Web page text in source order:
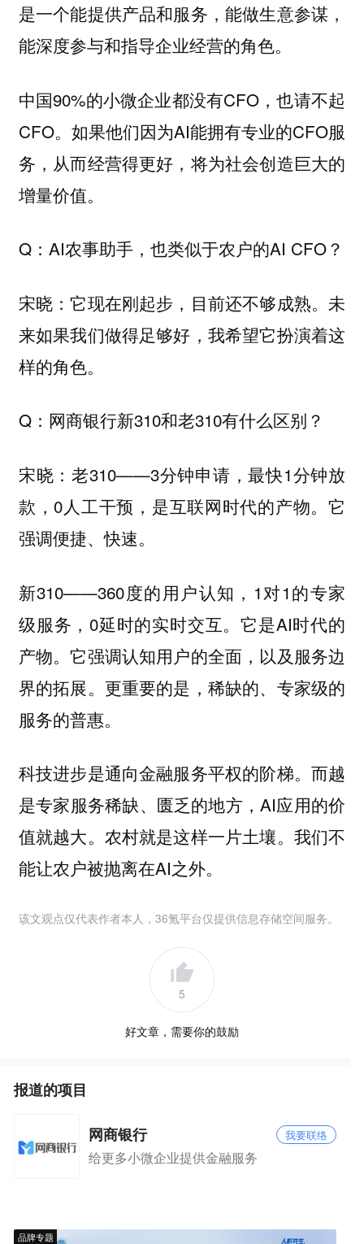
是一个能提供产品和服务，能做生意参谋，
能深度参与和指导企业经营的角色。
中国90%的小微企业都没有CFO，也请不起
CFO。如果他们因为AI能拥有专业的CFO服
务，从而经营得更好，将为社会创造巨大的
增量价值。
Q：AI农事助手，也类似于农户的AI CFO？
宋晓：它现在刚起步，目前还不够成熟。未
来如果我们做得足够好，我希望它扮演着这
样的角色。
Q：网商银行新310和老310有什么区别？
宋晓：老310——3分钟申请，最快1分钟放
款，0人工干预，是互联网时代的产物。它
强调便捷、快速。
新310——360度的用户认知，1对1的专家
级服务，0延时的实时交互。它是AI时代的
产物。它强调认知用户的全面，以及服务边
界的拓展。更重要的是，稀缺的、专家级的
服务的普惠。
科技进步是通向金融服务平权的阶梯。而越
是专家服务稀缺、匮乏的地方，AI应用的价
值就越大。农村就是这样一片土壤。我们不
能让农户被抛离在AI之外。
该文观点仅代表作者本人，36氪平台仅提供信息存储空间服务。
5
好文章，需要你的鼓励
报道的项目
网商银行 我要联络
给更多小微企业提供金融服务
品牌专题